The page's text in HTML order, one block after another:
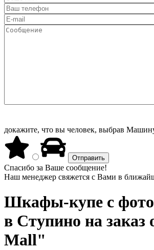
докажите, что вы человек, выбрав
Спасибо за Ваше сообщение!
Наш менеджер свяжется с Вами в
Шкафы-купе с
в Ступино на
Mall"